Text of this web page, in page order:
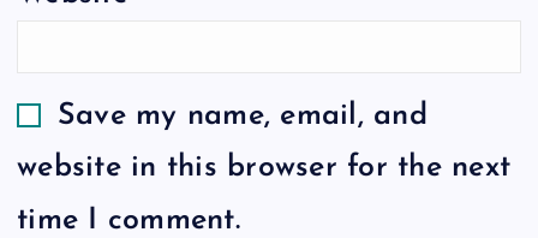
Save my name, email, and
website in this browser for the next
time I comment.